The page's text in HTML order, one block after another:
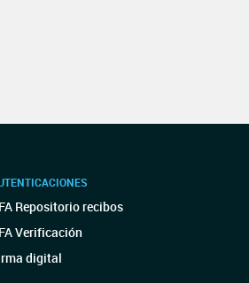
Repositorio recibos
Verificación
digital